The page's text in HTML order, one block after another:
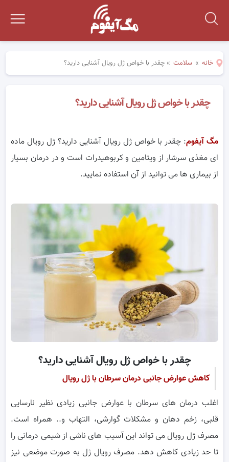
خانه » سلامت »چقدر با خواص ژل رویال آشنایی دارید؟
چقدر با خواص ژل رویال آشنایی دارید؟
مگ آیفوم: چقدر با خواص ژل رویال آشنایی دارید؟ ژل رویال ماده
ای مغذی سرشار از ویتامین و کربوهیدرات است و در درمان بسیار
از بیماری ها می توانید از آن استفاده نمایید.
چقدر با خواص ژل رویال آشنایی دارید؟
کاهش عوارض جانبی درمان سرطان با ژل رویال
اغلب درمان های سرطان با عوارض جانبی زیادی نظیر نارسایی
قلبی، زخم دهان و مشکلات گوارشی، التهاب و.. همراه است.
مصرف ژل رویال می تواند این آسیب های ناشی از شیمی درمانی را
تا حد زیادی کاهش دهد. مصرف رویال ژل به صورت موضعی نیز